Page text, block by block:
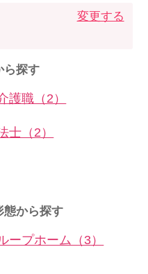
変更する
ら探す
護職（2）
士（2）
態から探す
ープホーム（3）